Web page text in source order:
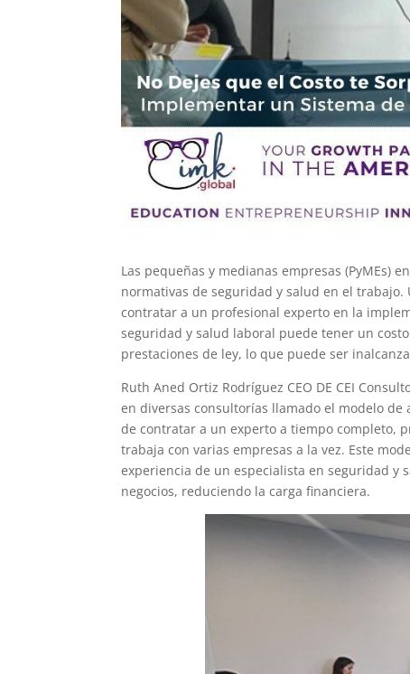
Las pequeñas y medianas empresas (PyMEs)
normativas de seguridad y salud en el
contratar a un profesional experto en la
seguridad y salud laboral puede tener un
prestaciones de ley, lo que puede ser
Ruth Aned Ortiz Rodríguez CEO DE CEI
en diversas consultorías llamado el modelo
de contratar a un experto a tiempo completo,
trabaja con varias empresas a la vez. Este
experiencia de un especialista en seguridad y
negocios, reduciendo la carga financiera.